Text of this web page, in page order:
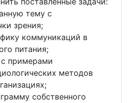
тему с
зрения;
коммуникаций в
питания;
примерами
методов
собственного